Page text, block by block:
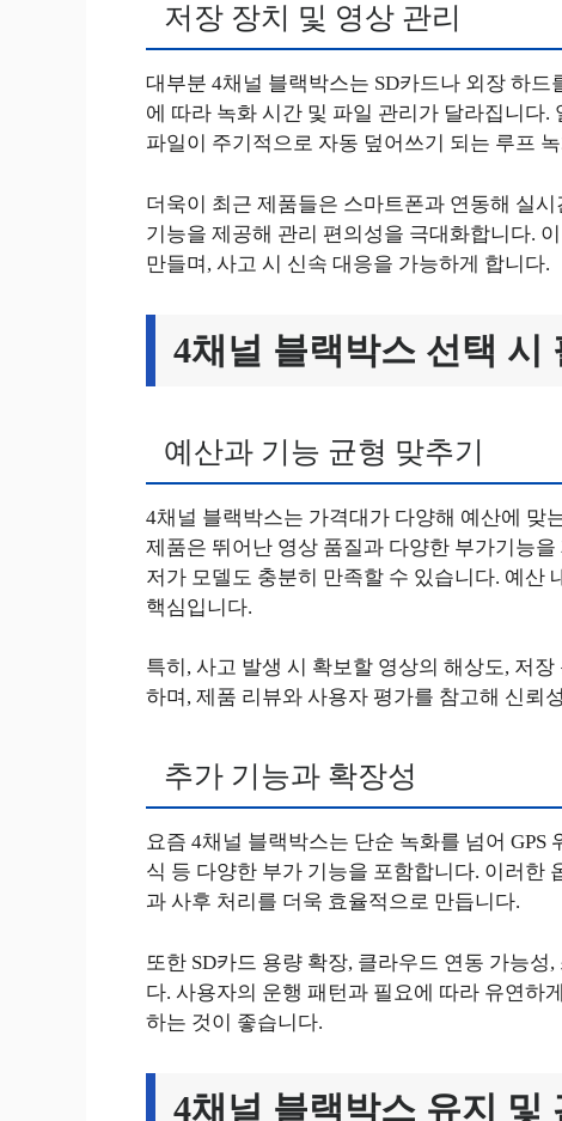
저장 장치 및 영상 관리
대부분 4채널 블랙박스는 SD카드나 외장 하
에 따라 녹화 시간 및 파일 관리가 달라집니다.
파일이 주기적으로 자동 덮어쓰기 되는 루프
더욱이 최근 제품들은 스마트폰과 연동해 실
기능을 제공해 관리 편의성을 극대화합니다.
만들며, 사고 시 신속 대응을 가능하게 합니다.
4채널 블랙박스 선택 시
예산과 기능 균형 맞추기
4채널 블랙박스는 가격대가 다양해 예산에 맞
제품은 뛰어난 영상 품질과 다양한 부가기능
저가 모델도 충분히 만족할 수 있습니다. 예산
핵심입니다.
특히, 사고 발생 시 확보할 영상의 해상도, 저
하며, 제품 리뷰와 사용자 평가를 참고해 신뢰
추가 기능과 확장성
요즘 4채널 블랙박스는 단순 녹화를 넘어 GPS
식 등 다양한 부가 기능을 포함합니다. 이러한
과 사후 처리를 더욱 효율적으로 만듭니다.
또한 SD카드 용량 확장, 클라우드 연동 가능
다. 사용자의 운행 패턴과 필요에 따라 유연하
하는 것이 좋습니다.
4채널 블랙박스 유지 및